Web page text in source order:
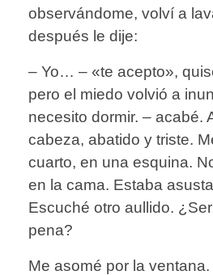
observándome, volví a
después le dije:
– Yo… – «te acepto»,
pero el miedo volvió a
necesito dormir. – acabé.
cabeza, abatido y triste.
cuarto, en una esquina.
en la cama. Estaba
Escuché otro aullido.
pena?
Me asomé por la